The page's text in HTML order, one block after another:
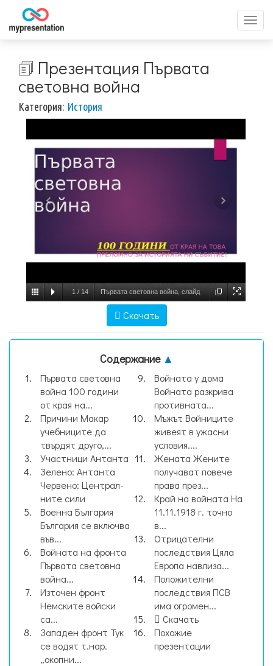
меню
🗊 Презентация Първата
световна война
Категория: История
1 / 14 Първата световна война, слайд
Скачать
Содержание ▲
Първата световна
война 100 години
от края на...
Причини Макар
учебниците да
твърдят друго,...
Участници Антанта
Зелено: Антанта
Червено: Централ-
ните сили
Военна България
България се включва
във...
Войната на фронта
Първата световна
война...
Източен фронт
Немските войски
са...
Западен фронт Тук
се водят т.нар.
„окопни...
Войната у дома
Войната разкрива
противната...
Мъжът Войниците
живеят в ужасни
условия....
Жената Жените
получават повече
права през...
Край на войната На
11.11.1918 г. точно
в...
Отрицателни
последствия Цяла
Европа навлиза...
Положителни
последствия ПСВ
има огромен...
Скачать
Похожие
презентации